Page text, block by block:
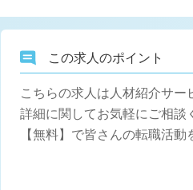
この求人のポイント
こちらの求人は人材紹介サー
詳細に関してお気軽にご相談
【無料】で皆さんの転職活動